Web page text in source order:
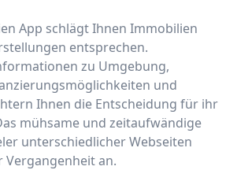
App schlägt Ihnen Immobilien
entsprechen.
zu Umgebung,
und
Ihnen die Entscheidung für ihr
mühsame und zeitaufwändige
unterschiedlicher Webseiten
an.